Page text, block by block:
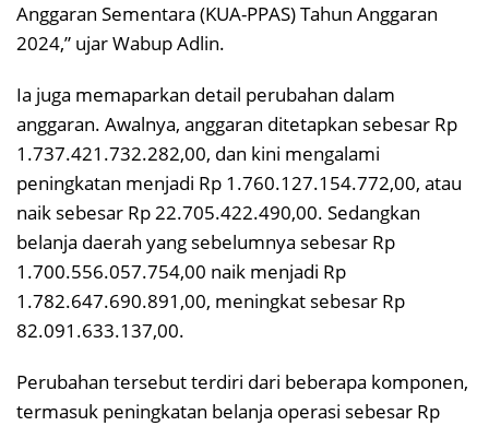
Anggaran Sementara (KUA-PPAS) Tahun Anggaran
2024,” ujar Wabup Adlin.
Ia juga memaparkan detail perubahan dalam
anggaran. Awalnya, anggaran ditetapkan sebesar Rp
1.737.421.732.282,00, dan kini mengalami
peningkatan menjadi Rp 1.760.127.154.772,00, atau
naik sebesar Rp 22.705.422.490,00. Sedangkan
belanja daerah yang sebelumnya sebesar Rp
1.700.556.057.754,00 naik menjadi Rp
1.782.647.690.891,00, meningkat sebesar Rp
82.091.633.137,00.
Perubahan tersebut terdiri dari beberapa komponen,
termasuk peningkatan belanja operasi sebesar Rp